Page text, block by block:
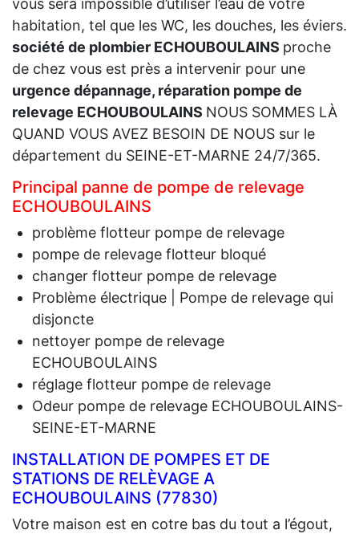
vous sera impossible d’utiliser l’eau de votre
habitation, tel que les WC, les douches, les éviers.
société de plombier ECHOUBOULAINS proche
de chez vous est près a intervenir pour une
urgence dépannage, réparation pompe de
relevage ECHOUBOULAINS NOUS SOMMES LÀ
QUAND VOUS AVEZ BESOIN DE NOUS sur le
département du SEINE-ET-MARNE 24/7/365.
Principal panne de pompe de relevage
ECHOUBOULAINS
problème flotteur pompe de relevage
pompe de relevage flotteur bloqué
changer flotteur pompe de relevage
Problème électrique | Pompe de relevage qui
disjoncte
nettoyer pompe de relevage
ECHOUBOULAINS
réglage flotteur pompe de relevage
Odeur pompe de relevage ECHOUBOULAINS-
SEINE-ET-MARNE
INSTALLATION DE POMPES ET DE
STATIONS DE RELÈVAGE A
ECHOUBOULAINS (77830)
Votre maison est en cotre bas du tout a l’égout,